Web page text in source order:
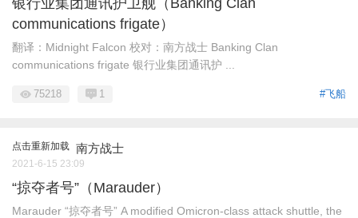
银行业集团通讯护卫舰（Banking Clan
communications frigate）
翻译：Midnight Falcon 校对：南方战士 Banking Clan
communications frigate 银行业集团通讯护 ...
#飞船
75218 1
点击重新加载 南方战士
2021-6-15 23:09
“掠夺者号”（Marauder）
Marauder “掠夺者号” A modified Omicron-class attack shuttle, the